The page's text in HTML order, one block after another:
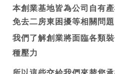
本創業基地皆為公司自有
免去二房東困擾等相關問題
我們了解創業將面臨各類
種壓力